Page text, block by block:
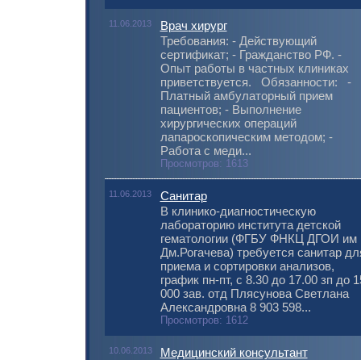
11.06.2013
Врач хирург
Требования: - Действующий
сертификат; - Гражданство РФ. -
Опыт работы в частных клиниках
приветствуется. Обязанности: -
Платный амбулаторный прием
пациентов; - Выполнение
хирургических операций
лапароскопическим методом; -
Работа с меди...
Просмотров: 1613
11.06.2013
Санитар
В клинико-диагностическую
лабораторию института детской
гематологии (ФГБУ ФНКЦ ДГОИ им
Дм.Рогачева) требуется санитар
приема и сортировки анализов,
график пн-пт, с 8.30 до 17.00 зп до
000 зав. отд Плясунова Светлана
Александровна 8 903 598...
Просмотров: 1612
10.06.2013
Медицинский консультант